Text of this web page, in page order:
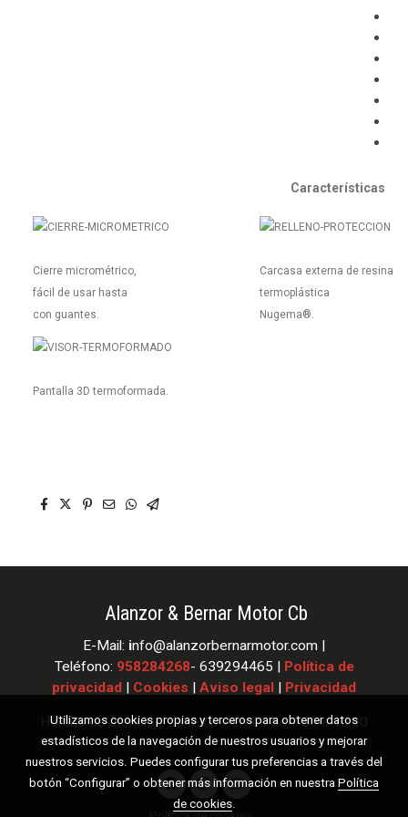
Características
Cierre micrométrico,
fácil de usar hasta
con guantes.
Carcasa externa de resina
termoplástica
Nugema®.
Pantalla 3D termoformada.
Alanzor & Bernar Motor Cb
E-Mail: info@alanzorbernarmotor.com |
Teléfono: 958284268- 639294465 | Política de
privacidad | Cookies | Aviso legal | Privacidad
Horario de atención: Lunes a viernes de 7:30 a 15:00
Utilizamos cookies propias y terceros para obtener datos
estadísticos de la navegación de nuestros usuarios y mejorar
nuestros servicios. Puedes configurar tus preferencias a través del
botón “Configurar” o obtener más información en nuestra Política
de cookies.